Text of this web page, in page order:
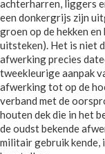
achterharren, liggers
een donkergrijs zijn
groen op de hekken
uitsteken). Het is niet
afwerking precies
tweekleurige aanpak
afwerking tot op de
verband met de
houten dek die in het
de oudst bekende
militair gebruik kende,